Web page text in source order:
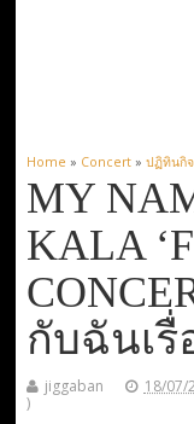
Home » Concert» ปฏิทินกิ
MY
KALA
กับฉันเรื่
jiggaban 18/07/
)